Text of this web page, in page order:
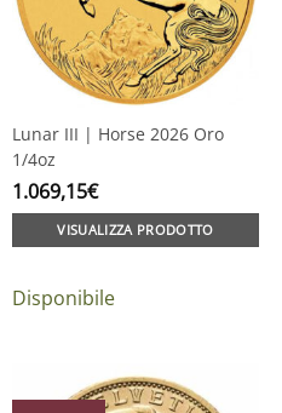
Lunar III | Horse 2026 Oro
1/4oz
1.069,15€
VISUALIZZA PRODOTTO
Disponibile